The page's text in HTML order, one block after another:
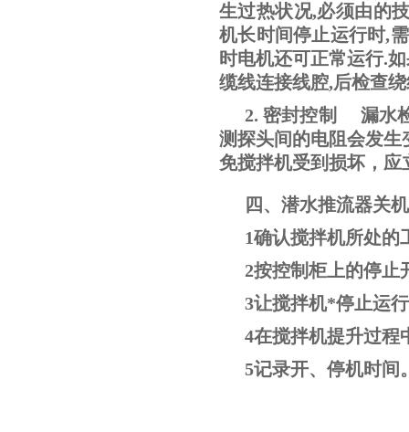
生过热状况,必须由的
机长时间停止运行时,
时电机还可正常运行.
缆线连接线腔,后检查
2. 密封控制 漏水
测探头间的电阻会发
免搅拌机受到损坏，
四、潜水推流器关
1确认搅拌机所处
2按控制柜上的停止
3让搅拌机*停止运
4在搅拌机提升过程
5记录开、停机时间